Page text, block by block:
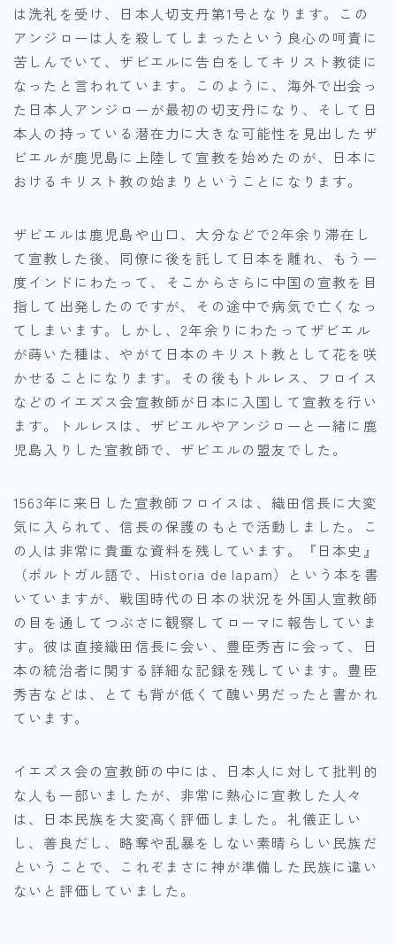
は洗礼を受け、日本人切支丹第1号となります。この
アンジローは人を殺してしまったという良心の呵責に
苦しんでいて、ザビエルに告白をしてキリスト教徒に
なったと言われています。このように、海外で出会っ
た日本人アンジローが最初の切支丹になり、そして日
本人の持っている潜在力に大きな可能性を見出したザ
ビエルが鹿児島に上陸して宣教を始めたのが、日本に
おけるキリスト教の始まりということになります。
ザビエルは鹿児島や山口、大分などで2年余り滞在し
て宣教した後、同僚に後を託して日本を離れ、もう一
度インドにわたって、そこからさらに中国の宣教を目
指して出発したのですが、その途中で病気で亡くなっ
てしまいます。しかし、2年余りにわたってザビエル
が蒔いた種は、やがて日本のキリスト教として花を咲
かせることになります。その後もトルレス、フロイス
などのイエズス会宣教師が日本に入国して宣教を行い
ます。トルレスは、ザビエルやアンジローと一緒に鹿
児島入りした宣教師で、ザビエルの盟友でした。
1563年に来日した宣教師フロイスは、織田信長に大変
気に入られて、信長の保護のもとで活動しました。こ
の人は非常に貴重な資料を残しています。『日本史』
（ポルトガル語で、Historia de Iapam）という本を書
いていますが、戦国時代の日本の状況を外国人宣教師
の目を通してつぶさに観察してローマに報告していま
す。彼は直接織田信長に会い、豊臣秀吉に会って、日
本の統治者に関する詳細な記録を残しています。豊臣
秀吉などは、とても背が低くて醜い男だったと書かれ
ています。
イエズス会の宣教師の中には、日本人に対して批判的
な人も一部いましたが、非常に熱心に宣教した人々
は、日本民族を大変高く評価しました。礼儀正しい
し、善良だし、略奪や乱暴をしない素晴らしい民族だ
ということで、これぞまさに神が準備した民族に違い
ないと評価していました。